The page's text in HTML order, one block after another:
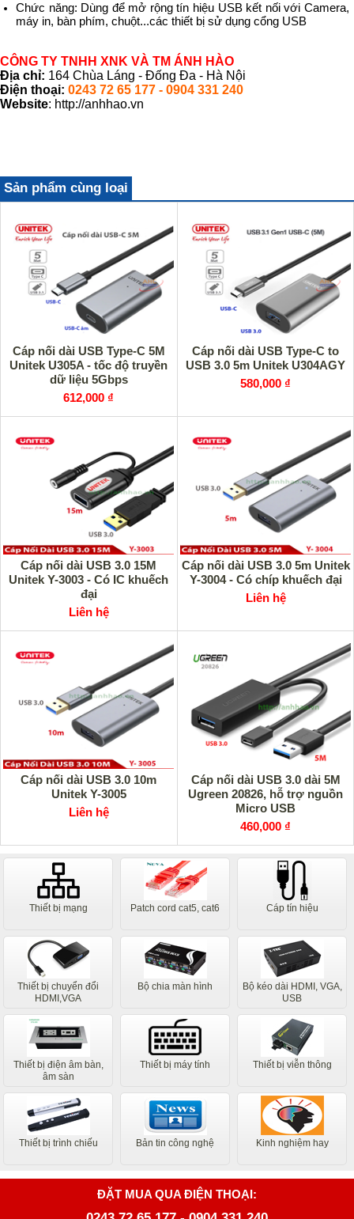
Chức năng: Dùng để mở rộng tín hiệu USB kết nối với Camera,
máy in, bàn phím, chuột...các thiết bị sử dụng cổng USB
CÔNG TY TNHH XNK VÀ TM ÁNH HÀO
Địa chỉ: 164 Chùa Láng - Đống Đa - Hà Nội
Điện thoại: 0243 72 65 177 - 0904 331 240
Website: http://anhhao.vn
Sản phẩm cùng loại
Cáp nối dài USB Type-C 5M
Unitek U305A - tốc độ truyền
dữ liệu 5Gbps
612,000 ₫
Cáp nối dài USB Type-C to
USB 3.0 5m Unitek U304AGY
580,000 ₫
Cáp nối dài USB 3.0 15M
Unitek Y-3003 - Có IC khuếch
đại
Liên hệ
Cáp nối dài USB 3.0 5m Unitek
Y-3004 - Có chíp khuếch đại
Liên hệ
Cáp nối dài USB 3.0 10m
Unitek Y-3005
Liên hệ
Cáp nối dài USB 3.0 dài 5M
Ugreen 20826, hỗ trợ nguồn
Micro USB
460,000 ₫
Thiết bị mạng Patch cord cat5, cat6 Cáp tín hiệu
Thiết bị chuyển đổi
HDMI,VGA
Bộ chia màn hình
Bộ kéo dài HDMI, VGA,
USB
Thiết bị điện âm bàn,
âm sàn
Thiết bị máy tính Thiết bị viễn thông
Thiết bị trình chiếu Bản tin công nghệ Kinh nghiệm hay
ĐẶT MUA QUA ĐIỆN THOẠI: